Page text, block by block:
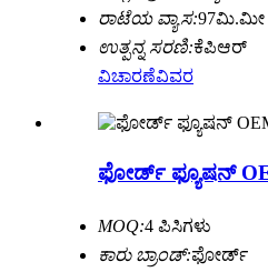
ರಾಟೆಯ ವ್ಯಾಸ:97ಮಿ.ಮೀ
ಉತ್ಪನ್ನ ಸರಣಿ:ಕೆಪಿಆರ್
ವಿಚಾರಣೆವಿವರ
ಫೋರ್ಡ್ ಫ್ಯೂಷನ್
MOQ:4 ಪಿಸಿಗಳು
ಕಾರು ಬ್ರಾಂಡ್:ಫೋರ್ಡ್